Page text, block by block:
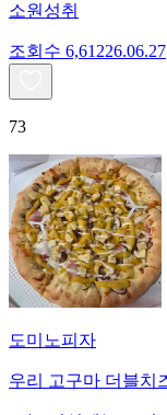
소원성취
조회수 6,61226.06.27
73
도미노피자
우리 고구마 더블치